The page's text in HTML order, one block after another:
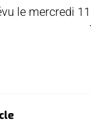
le mercredi